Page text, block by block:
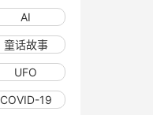
AI
童话故事
UFO
COVID-19